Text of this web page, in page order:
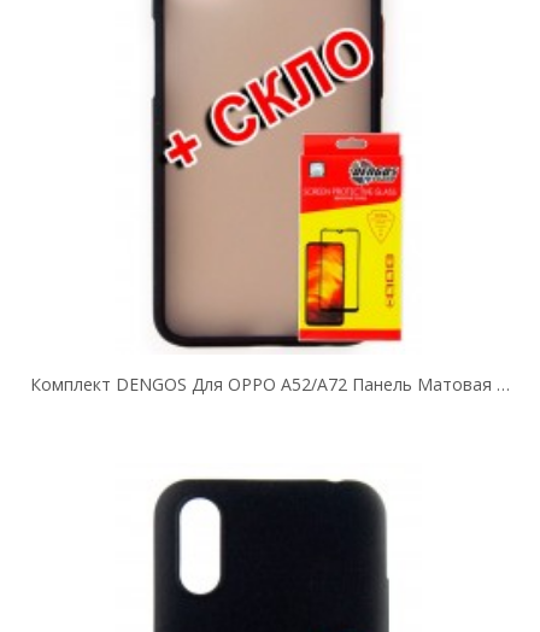
Комплект DENGOS Для OPPO A52/A72 Панель Матовая + Стекло Защитное (Black)...